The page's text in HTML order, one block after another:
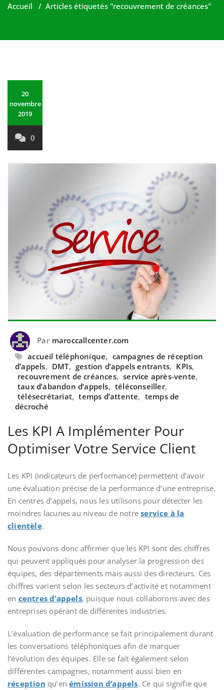
Accueil / Articles étiquetés "recouvrement de créances"
20
novembre
2019
0
Par maroccallcenter.com
accueil téléphonique, campagnes de réception
d’appels, DMT, gestion d’appels entrants, KPIs,
recouvrement de créances, service après-vente,
taux d’abandon d’appels, téléconseiller,
télésecrétariat, temps d’attente, temps de
décroché
Les KPI A Implémenter Pour
Optimiser Votre Service Client
Les KPI (indicateurs de performance) permettent d’avoir
une évaluation précise de la performance d’une entreprise.
En centres d’appels, nous les utilisons pour détecter les
moindres lacunes au niveau de notreservice à la
clientèle.
Nous pouvons donc affirmer que les KPI sont des chiffres
qui peuvent appliqués pour analyser la progression des
équipes, des départements mais aussi des directeurs. Ces
chiffres varient selon les secteurs d’activité et notamment
en centres d’appels, puisque nous collaborons avec des
entreprises opérant de différentes industries.
L’évaluation de performance se fait principalement durant
les conversations téléphoniques afin de marquer
l’évolution des équipes. Elle se fait également selon
différentes campagnes, notamment aussi bien en
réception qu’enémission d’appels. Ce qui signifie que